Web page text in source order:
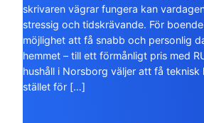
skrivaren vägrar fungera kan
stressig och tidskrävande. För
möjlighet att få snabb och personlig
hemmet – till ett förmånligt pris med
hushåll i Norsborg väljer att få teknisk
stället för […]